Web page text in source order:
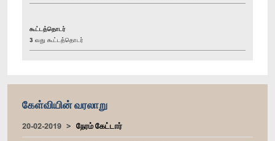
கூட்டத்தொடர்
3 வது கூட்டத்தொடர்
கேள்வியின் வரலாறு
20-02-2019
நேரம் கேட்டார்